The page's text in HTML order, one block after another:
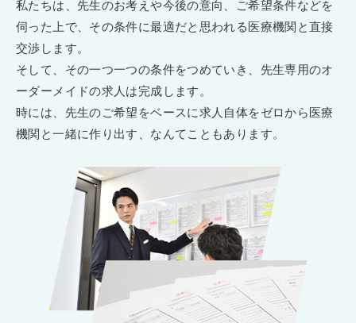
私たちは、先生のお考えや今後の意向、ご希望条件などを
伺った上で、その条件に最適だと思われる医療機関と直接
交渉します。
そして、その一つ一つの条件をつめていき、先生専用のオ
ーダーメイドの求人は完成します。
時には、先生のご希望をベースに求人自体をゼロから医療
機関と一緒に作り出す、なんてこともあります。